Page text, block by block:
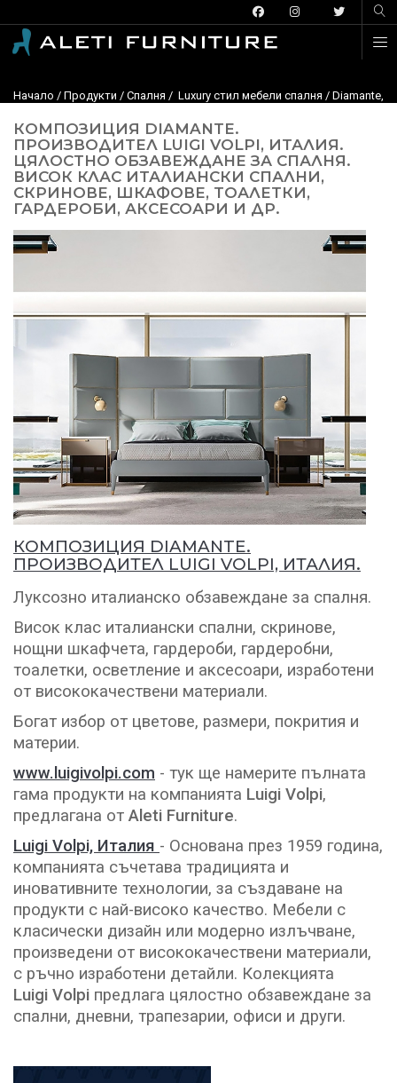
Начало / Продукти / Спалня / Luxury стил мебели спалня / Diamante,
КОМПОЗИЦИЯ DIAMANTE.
ПРОИЗВОДИТЕЛ LUIGI VOLPI, ИТАЛИЯ.
ЦЯЛОСТНО ОБЗАВЕЖДАНЕ ЗА СПАЛНЯ.
ВИСОК КЛАС ИТАЛИАНСКИ СПАЛНИ,
СКРИНОВЕ, ШКАФОВЕ, ТОАЛЕТКИ,
ГАРДЕРОБИ, АКСЕСОАРИ И ДР.
КОМПОЗИЦИЯ DIAMANTE.
ПРОИЗВОДИТЕЛ LUIGI VOLPI, ИТАЛИЯ.
Луксозно италианско обзавеждане за спалня.
Висок клас италиански спални, скринове,
нощни шкафчета, гардероби, гардеробни,
тоалетки, осветление и аксесоари, изработени
от висококачествени материали.
Богат избор от цветове, размери, покрития и
материи.
www.luigivolpi.com - тук ще намерите пълната
гама продукти на компанията Luigi Volpi,
предлагана от Aleti Furniture.
Luigi Volpi, Италия - Основана през 1959 година,
компанията съчетава традицията и
иновативните технологии, за създаване на
продукти с най-високо качество. Мебели с
класически дизайн или модерно излъчване,
произведени от висококачествени материали,
с ръчно изработени детайли. Колекцията
Luigi Volpi предлага цялостно обзавеждане за
спални, дневни, трапезарии, офиси и други.